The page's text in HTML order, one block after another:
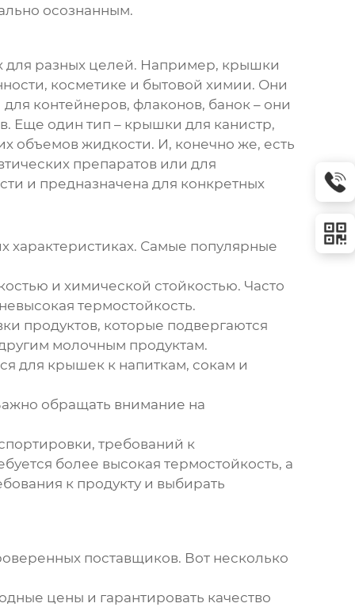
осознанным.
для разных целей. Например, крышки
косметике и бытовой химии. Они
контейнеров, флаконов, банок – они
Еще один тип – крышки для канистр,
объемов жидкости. И, конечно же, есть
препаратов или для
и предназначена для конкретных
характеристиках. Самые популярные
и химической стойкостью. Часто
термостойкость.
продуктов, которые подвергаются
молочным продуктам.
для крышек к напиткам, сокам и
обращать внимание на
требований к
более высокая термостойкость, а
к продукту и выбирать
поставщиков. Вот несколько
цены и гарантировать качество